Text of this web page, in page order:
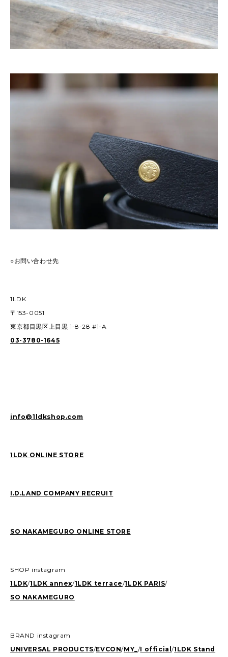
○お問い合わせ先
1LDK
〒153-0051
東京都目黒区上目黒 1-8-28 #1-A
03-3780-1645
info@1ldkshop.com
1LDK ONLINE STORE
I.D.LAND COMPANY RECRUIT
SO NAKAMEGURO ONLINE STORE
SHOP instagram
1LDK/1LDK annex/1LDK terrace/1LDK PARIS/
SO NAKAMEGURO
BRAND instagram
UNIVERSAL PRODUCTS/EVCON/MY_/I official/1LDK Stand